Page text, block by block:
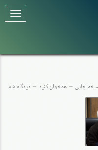
برای
تغییر
کنید
چاپی همخوان کنید دیدگاه شما